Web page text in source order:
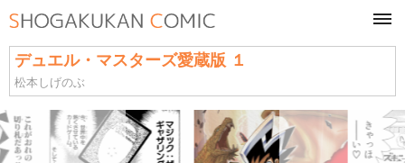
デュエル・マスターズ愛蔵版 １
松本しげのぶ